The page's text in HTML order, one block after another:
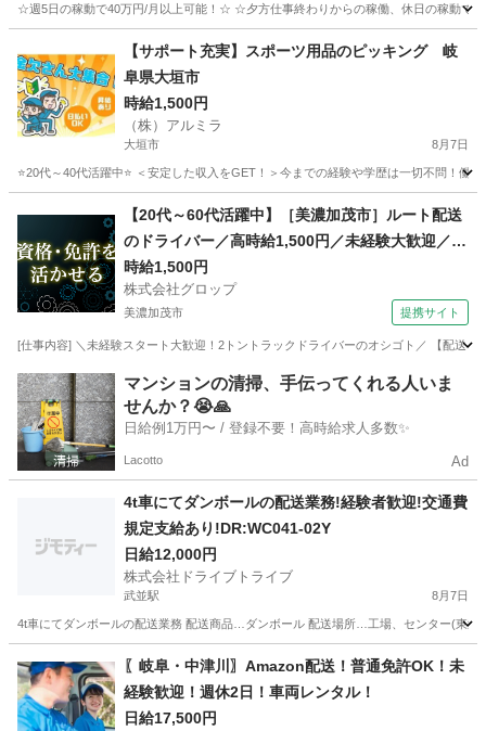
☆週5日の稼動で40万円/月以上可能！☆ ☆夕方仕事終わりからの稼働、休日の稼動で
配送 Amazon
【サポート充実】スポーツ用品のピッキング 岐
阜県大垣市
時給1,500円
（株）アルミラ
大垣市 8月7日
⭐20代～40代活躍中⭐ ＜安定した収入をGET！＞今までの経験や学歴は一切不問！
倉庫 スタッフ
【20代～60代活躍中】［美濃加茂市］ルート配送
のドライバー／高時給1,500円／未経験大歓迎／土
日祝休み／残業なし／20代～60代の男性活躍中
時給1,500円
株式会社グロップ
美濃加茂市 提携サイト
[仕事内容] ＼未経験スタート大歓迎！2トントラックドライバーのオシゴト／ 【配送
岐阜 美濃加茂市 ドライバー
マンションの清掃、手伝ってくれる人いま
せんか？😭🙏
日給例1万円〜 / 登録不要！高時給求人多数✨
Lacotto Ad
4t車にてダンボールの配送業務!経験者歓迎!交通費
規定支給あり!DR:WC041-02Y
日給12,000円
株式会社ドライブトライブ
武並駅 8月7日
4t車にてダンボールの配送業務 配送商品…ダンボール 配送場所…工場、センター(東
武並駅 ドライバー 給料
〖岐阜・中津川〗Amazon配送！普通免許OK！未
経験歓迎！週休2日！車両レンタル！
日給17,500円